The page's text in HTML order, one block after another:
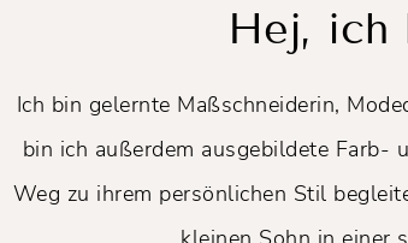
Hej, ich
Ich bin gelernte Maßschneiderin,
bin ich außerdem ausgebildete Farb-
Weg zu ihrem persönlichen Stil